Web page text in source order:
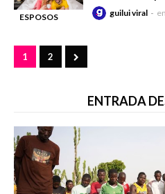
ESPOSOS
guilui viral
1 2
ENTRADA